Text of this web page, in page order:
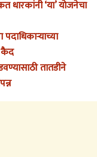
‘या’ योजनेचा
पदाधिकाऱ्याच्या
कैद
तातडीने